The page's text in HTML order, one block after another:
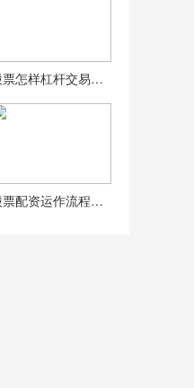
股票怎样杠杆交易？常见方式及主力洗盘手段介绍
股票配资运作流程全解析，还有这些风险你得知道